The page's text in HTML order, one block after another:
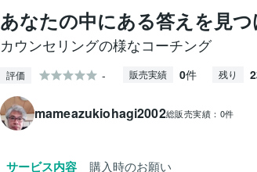
あなたの中にある答えを見
カウンセリングの様なコーチング
評価 - 販売実績 0件 残り 2
mameazukiohagi2002総販売実績： 0件
サービス内容 購入時のお願い